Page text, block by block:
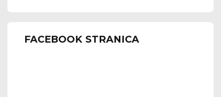
FACEBOOK STRANICA